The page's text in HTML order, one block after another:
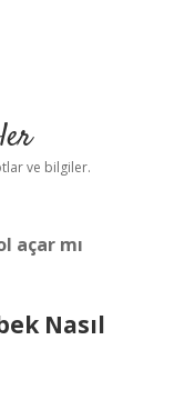
ve bilgiler.
açar mı
Nasıl